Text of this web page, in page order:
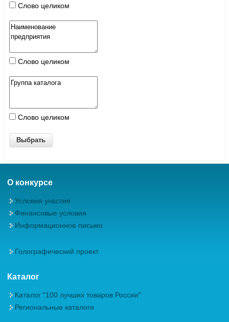
Слово целиком
Слово целиком
Слово целиком
О конкурсе
Условия участия
Финансовые условия
Информационное письмо
Голографический проект
Каталог
Каталог "100 лучших товаров России"
Региональные каталоги